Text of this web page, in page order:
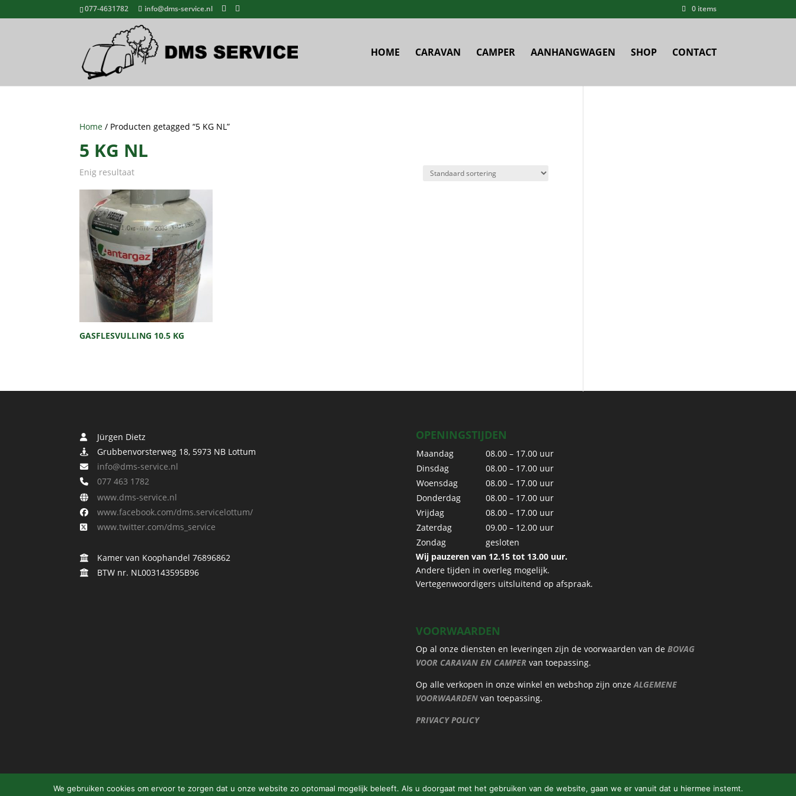
077-4631782 info@dms-service.nl 0 items
HOME CARAVAN CAMPER AANHANGWAGEN SHOP CONTACT
Home / Producten getagged “5 KG NL”
5 KG NL
Enig resultaat
GASFLESVULLING 10.5 KG
Jürgen Dietz
Grubbenvorsterweg 18, 5973 NB Lottum
info@dms-service.nl
077 463 1782
www.dms-service.nl
www.facebook.com/dms.servicelottum/
www.twitter.com/dms_service
Kamer van Koophandel 76896862
BTW nr. NL003143595B96
OPENINGSTIJDEN
Maandag
08.00 – 17.00 uur
Dinsdag
08.00 – 17.00 uur
Woensdag
08.00 – 17.00 uur
Donderdag
08.00 – 17.00 uur
Vrijdag
08.00 – 17.00 uur
Zaterdag
09.00 – 12.00 uur
Zondag
gesloten
Wij pauzeren van 12.15 tot 13.00 uur.
Andere tijden in overleg mogelijk.
Vertegenwoordigers uitsluitend op afspraak.
VOORWAARDEN
Op al onze diensten en leveringen zijn de voorwaarden van de BOVAG
VOOR CARAVAN EN CAMPER van toepassing.
Op alle verkopen in onze winkel en webshop zijn onzeALGEMENE
VOORWAARDENvan toepassing.
PRIVACY POLICY
We gebruiken cookies om ervoor te zorgen dat u onze website zo optomaal mogelijk beleeft. Als u doorgaat met het gebruiken van de website, gaan we er vanuit dat u hiermee instemt.